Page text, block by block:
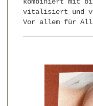
vitalisiert und
Vor allem für